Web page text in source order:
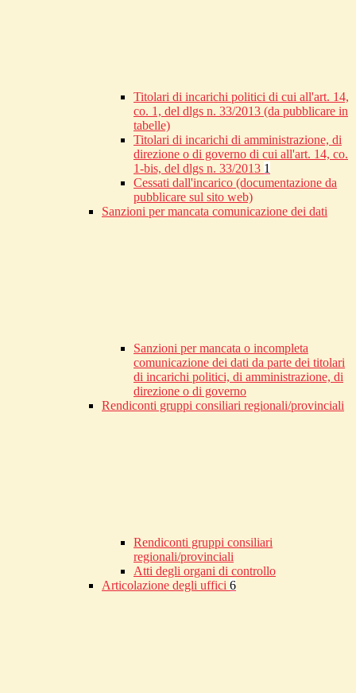
Titolari di incarichi politici di cui all'art. 14,
co. 1, del dlgs n. 33/2013 (da pubblicare in
tabelle)
Titolari di incarichi di amministrazione, di
direzione o di governo di cui all'art. 14, co.
1-bis, del dlgs n. 33/2013 1
Cessati dall'incarico (documentazione da
pubblicare sul sito web)
Sanzioni per mancata comunicazione dei dati
Sanzioni per mancata o incompleta
comunicazione dei dati da parte dei titolari
di incarichi politici, di amministrazione, di
direzione o di governo
Rendiconti gruppi consiliari regionali/provinciali
Rendiconti gruppi consiliari
regionali/provinciali
Atti degli organi di controllo
Articolazione degli uffici 6